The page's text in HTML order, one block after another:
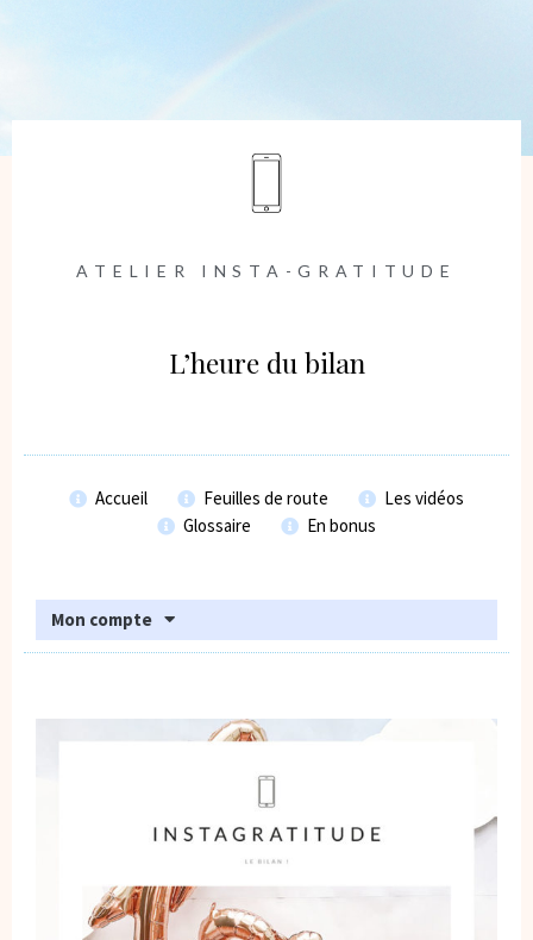
ATELIER INSTA-GRATITUDE
L’heure du bilan
Accueil Feuilles de route
Les vidéos
Glossaire
En bonus
Mon compte